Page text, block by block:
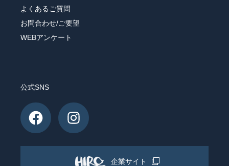
よくあるご質問
お問合わせ/ご要望
WEBアンケート
公式SNS
企業サイト